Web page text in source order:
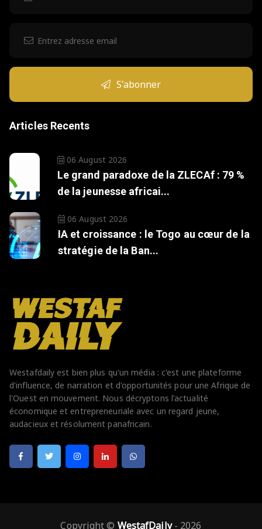
S'abonner
Articles Recents
06 August 2026
Le grand paradoxe de la ZLECAf : 79 %
de la jeunesse africai...
06 August 2026
IA et croissance : le Togo au cœur de la
stratégie de la Ban...
Westafdaily est bien plus qu'un média : c'est une plateforme
d'influence, de narration et d'opportunités pour une Afrique de
l'Ouest en mouvement. Nous décryptons l'actualité
économique et entrepreneuriale avec un regard jeune,
audacieux et résolument panafricain.
Copyright © WestafDaily- 2026